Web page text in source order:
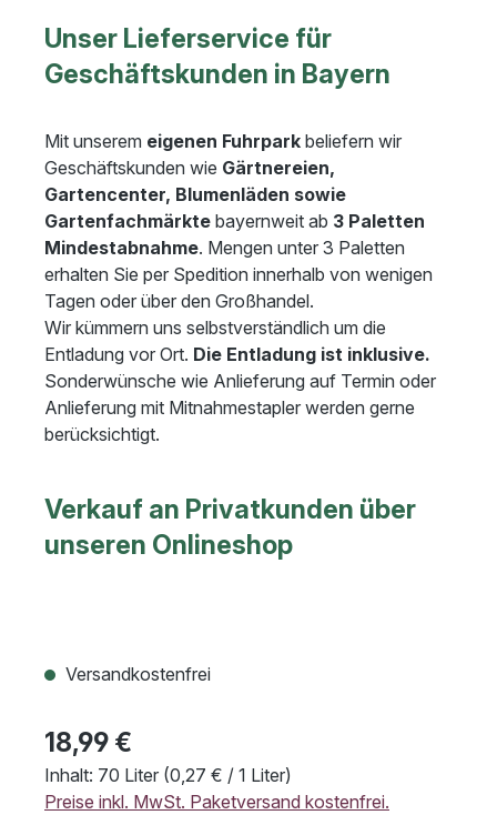
Unser Lieferservice für
Geschäftskunden in Bayern
Mit unserem eigenen Fuhrpark beliefern wir
Geschäftskunden wie Gärtnereien,
Gartencenter, Blumenläden sowie
Gartenfachmärkte bayernweit ab 3 Paletten
Mindestabnahme. Mengen unter 3 Paletten
erhalten Sie per Spedition innerhalb von wenigen
Tagen oder über den Großhandel.
Wir kümmern uns selbstverständlich um die
Entladung vor Ort. Die Entladung ist inklusive.
Sonderwünsche wie Anlieferung auf Termin oder
Anlieferung mit Mitnahmestapler werden gerne
berücksichtigt.
Verkauf an Privatkunden über
unseren Onlineshop
Versandkostenfrei
18,99 €
Inhalt: 70 Liter (0,27 € / 1 Liter)
Preise inkl. MwSt. Paketversand kostenfrei.